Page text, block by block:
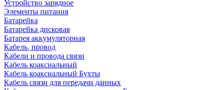
Устройство зарядное
Элементы питания
Батарейка
Батарейка дисковая
Батарея аккумуляторная
Кабель, провод
Кабели и провода связи
Кабель коаксиальный
Кабель коаксиальный Бухты
Кабель связи для передачи данных